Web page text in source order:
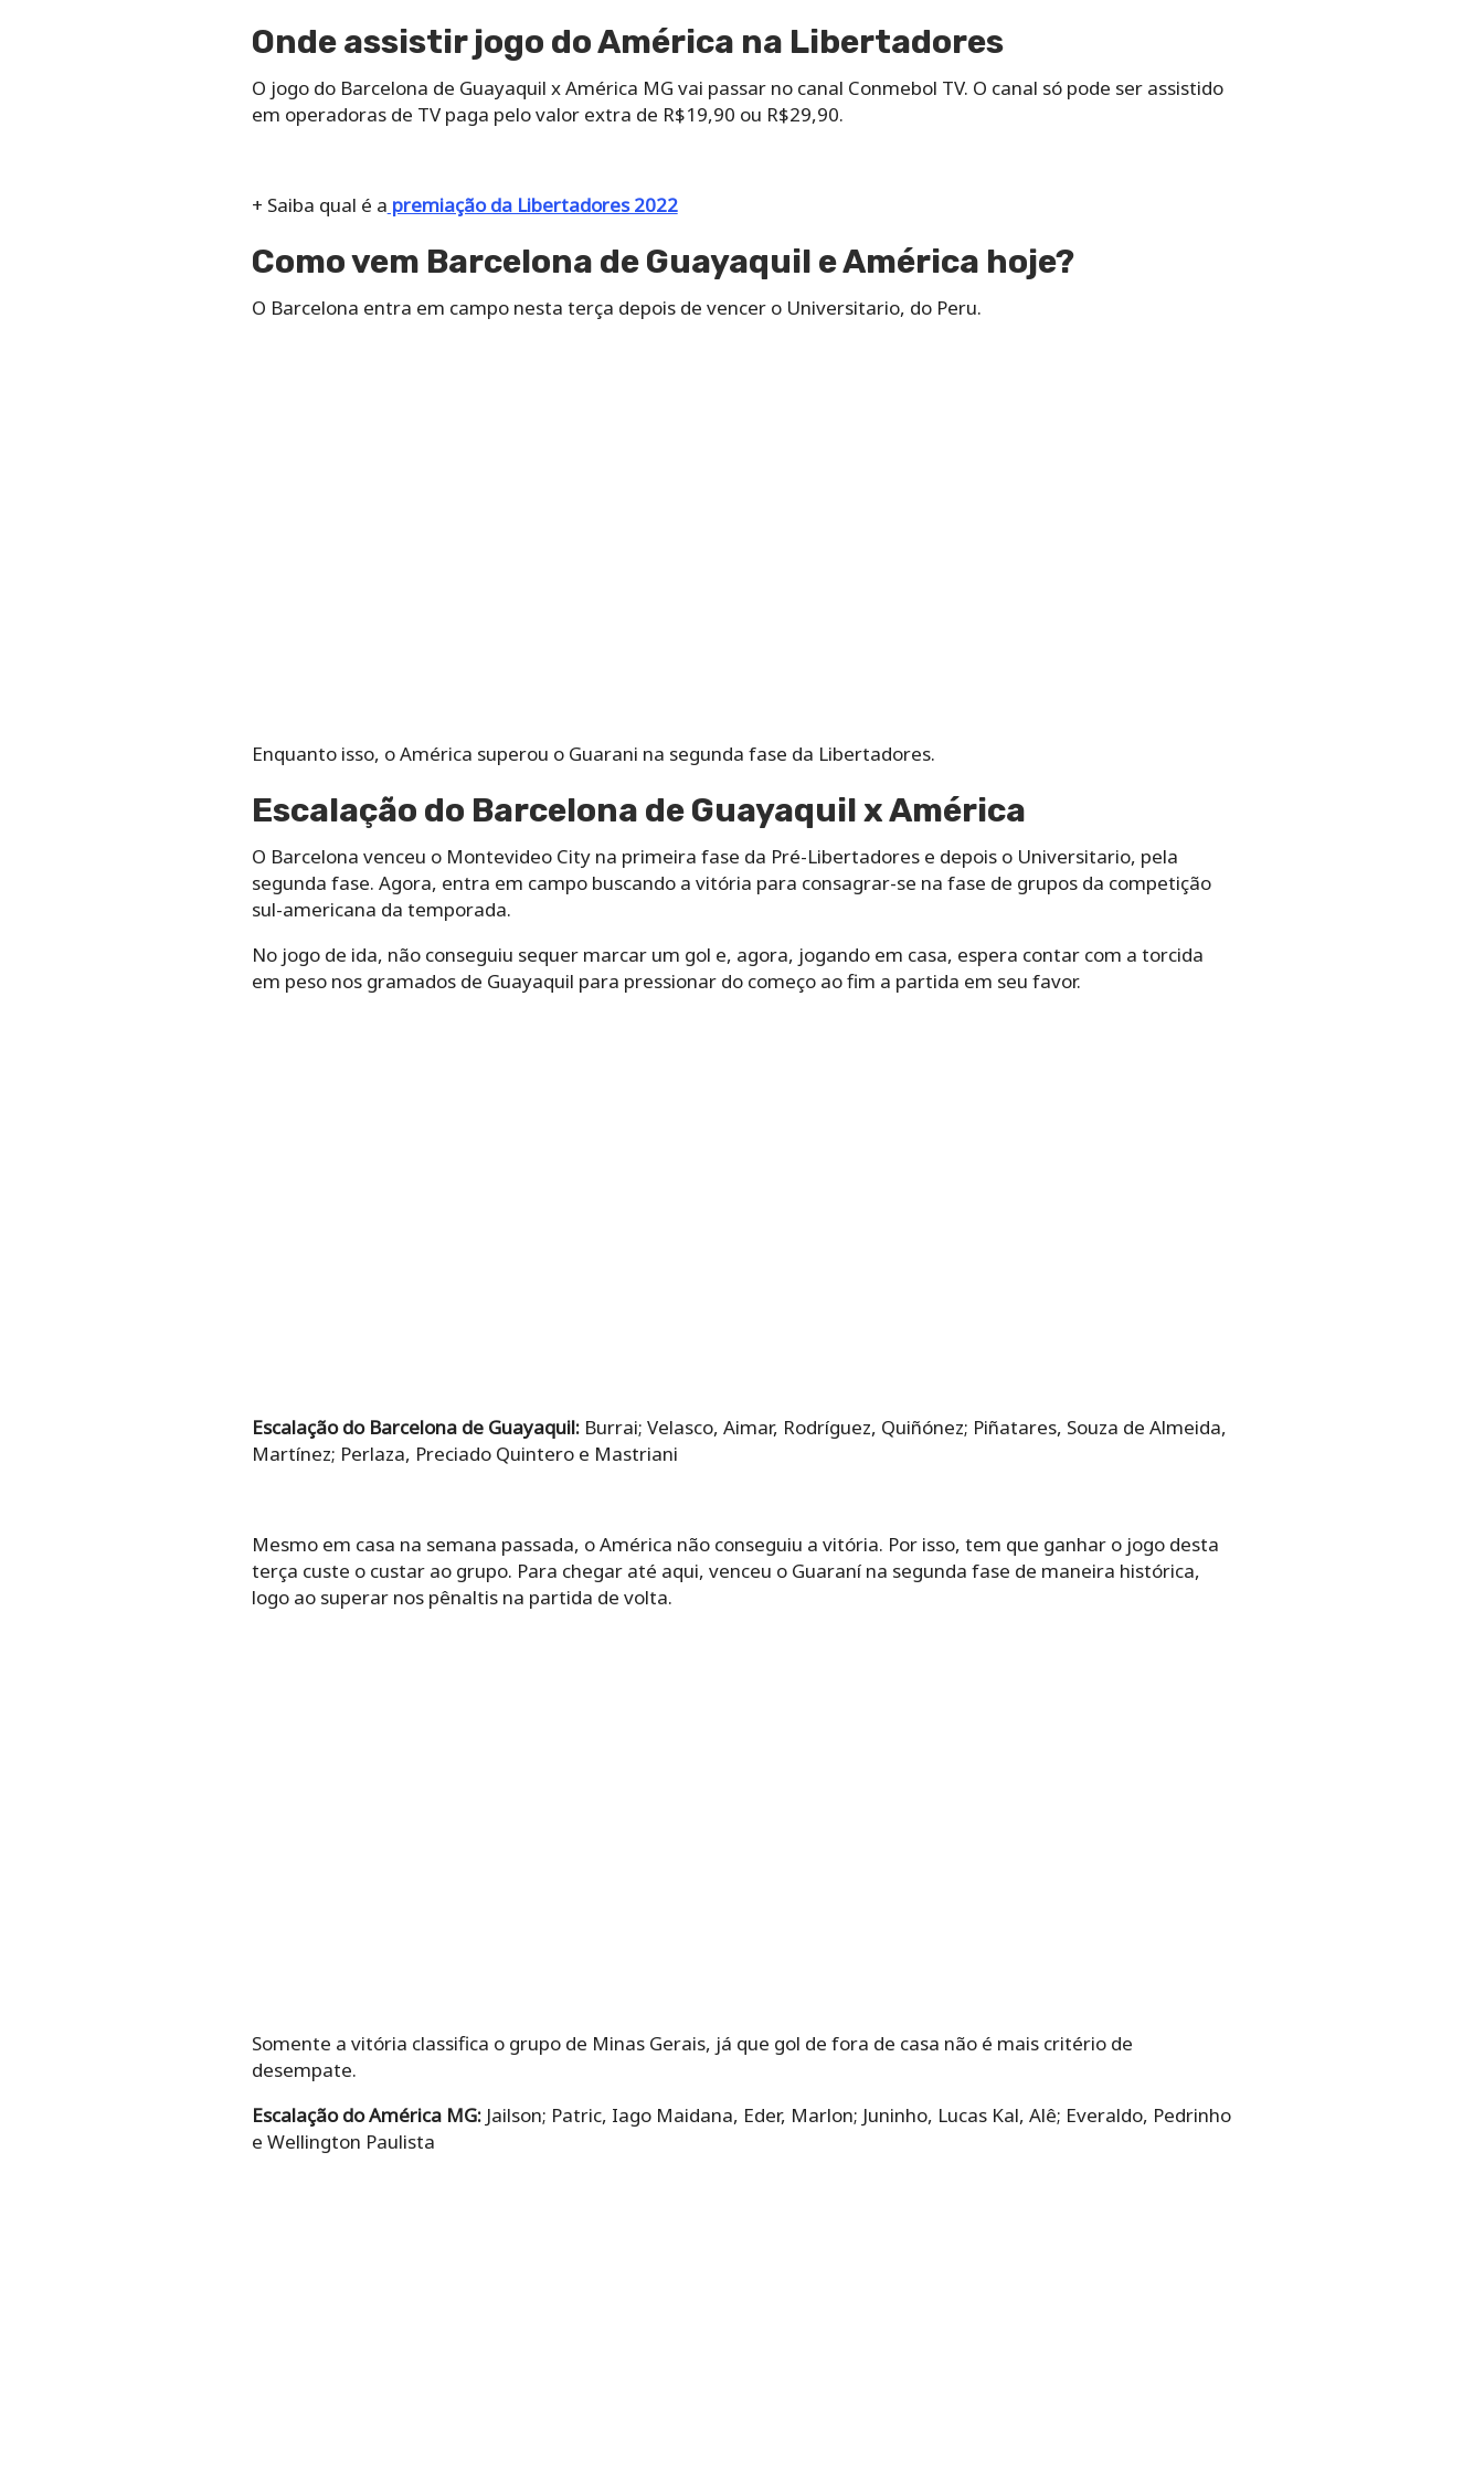
Onde assistir jogo do América na Libertadores
O jogo do Barcelona de Guayaquil x América MG vai passar no canal Conmebol TV. O canal só pode ser assistido
em operadoras de TV paga pelo valor extra de R$19,90 ou R$29,90.
+ Saiba qual é a premiação da Libertadores 2022
Como vem Barcelona de Guayaquil e América hoje?
O Barcelona entra em campo nesta terça depois de vencer o Universitario, do Peru.
Enquanto isso, o América superou o Guarani na segunda fase da Libertadores.
Escalação do Barcelona de Guayaquil x América
O Barcelona venceu o Montevideo City na primeira fase da Pré-Libertadores e depois o Universitario, pela
segunda fase. Agora, entra em campo buscando a vitória para consagrar-se na fase de grupos da competição
sul-americana da temporada.
No jogo de ida, não conseguiu sequer marcar um gol e, agora, jogando em casa, espera contar com a torcida
em peso nos gramados de Guayaquil para pressionar do começo ao fim a partida em seu favor.
Escalação do Barcelona de Guayaquil: Burrai; Velasco, Aimar, Rodríguez, Quiñónez; Piñatares, Souza de Almeida,
Martínez; Perlaza, Preciado Quintero e Mastriani
Mesmo em casa na semana passada, o América não conseguiu a vitória. Por isso, tem que ganhar o jogo desta
terça custe o custar ao grupo. Para chegar até aqui, venceu o Guaraní na segunda fase de maneira histórica,
logo ao superar nos pênaltis na partida de volta.
Somente a vitória classifica o grupo de Minas Gerais, já que gol de fora de casa não é mais critério de
desempate.
Escalação do América MG:Jailson; Patric, Iago Maidana, Eder, Marlon; Juninho, Lucas Kal, Alê; Everaldo, Pedrinho
e Wellington Paulista